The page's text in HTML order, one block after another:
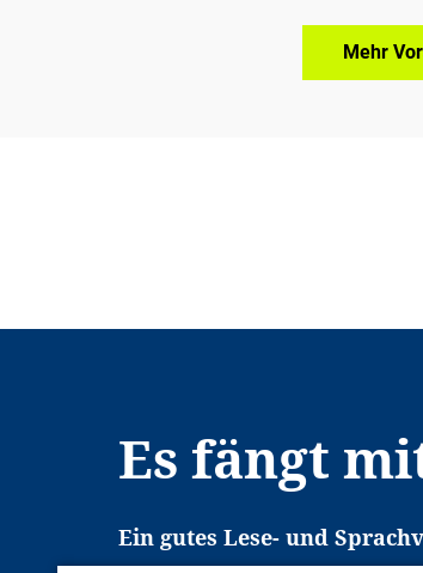
Mehr
Es fängt
Ein gutes Lese- und